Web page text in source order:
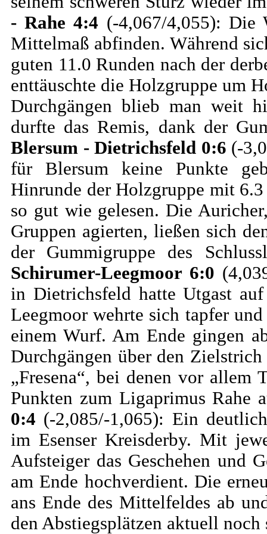
- Rahe 4:4 (-4,067/4,055): Die
Mittelmaß abfinden. Während
guten 11.0 Runden nach der
enttäuschte die Holzgruppe um
Durchgängen blieb man weit
durfte das Remis, dank der
Blersum - Dietrichsfeld 0:6 (-
für Blersum keine Punkte
Hinrunde der Holzgruppe mit
so gut wie gelesen. Die
Gruppen agierten, ließen sich
der Gummigruppe des
Schirumer-Leegmoor 6:0
in Dietrichsfeld hatte Utgast
Leegmoor wehrte sich tapfer
einem Wurf. Am Ende gingen
Durchgängen über den
„Fresena“, bei denen vor allem
Punkten zum Ligaprimus
0:4 (-2,085/-1,065): Ein
im Esenser Kreisderby. Mit
Aufsteiger das Geschehen und
am Ende hochverdient. Die
ans Ende des Mittelfeldes ab
den Abstiegsplätzen aktuell noch